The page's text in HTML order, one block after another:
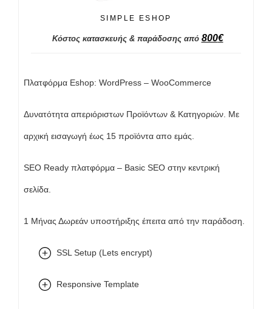
SIMPLE ESHOP
Κόστος κατασκευής & παράδοσης από 800€
Πλατφόρμα Eshop: WordPress – WooCommerce
Δυνατότητα απεριόριστων Προϊόντων & Κατηγοριών. Με
αρχική εισαγωγή έως 15 προϊόντα απο εμάς.
SEO Ready πλατφόρμα – Basic SEO στην κεντρική
σελίδα.
1 Μήνας Δωρεάν υποστήριξης έπειτα από την παράδοση.
SSL Setup (Lets encrypt)
Responsive Template